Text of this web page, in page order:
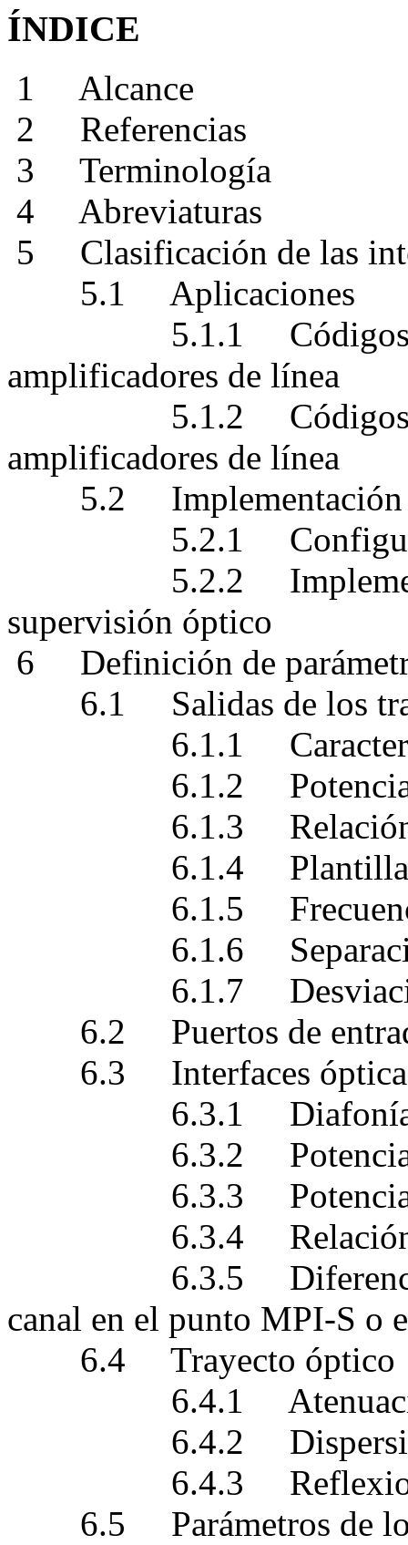
ÍNDICE
1 Alcance
2 Referencias
3 Terminología
4 Abreviaturas
5 Clasificación de las
5.1 Aplicaciones
5.1.1 Códigos de
amplificadores de línea
5.1.2 Códigos de
amplificadores de línea
5.2 Implementación
5.2.1
5.2.2
supervisión óptico
6 Definición de
6.1 Salidas de los
6.1.1
6.1.2 Potencia
6.1.3 Relación
6.1.4 Plantilla del
6.1.5 Frecuencia
6.1.6 Separación
6.1.7 Desviación
6.2 Puertos de
6.3 Interfaces ópticas
6.3.1 Diafonía
6.3.2 Potencia de
6.3.3 Potencia
6.3.4 Relación
6.3.5 Diferencia
canal en el punto MPI-S o
6.4 Trayecto óptico
6.4.1
6.4.2
6.4.3
6.5 Parámetros de los